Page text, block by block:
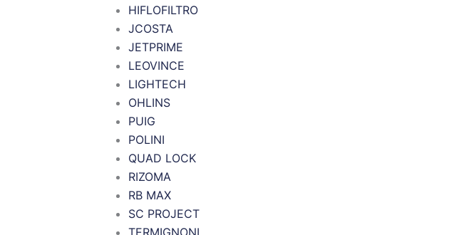
HIFLOFILTRO
JCOSTA
JETPRIME
LEOVINCE
LIGHTECH
OHLINS
PUIG
POLINI
QUAD LOCK
RIZOMA
RB MAX
SC PROJECT